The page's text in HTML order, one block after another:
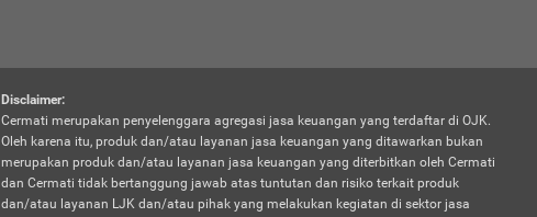
Disclaimer:
Cermati merupakan penyelenggara agregasi jasa keuangan yang terdaftar di OJK.
Oleh karena itu, produk dan/atau layanan jasa keuangan yang ditawarkan bukan
merupakan produk dan/atau layanan jasa keuangan yang diterbitkan oleh Cermati
dan Cermati tidak bertanggung jawab atas tuntutan dan risiko terkait produk
dan/atau layanan LJK dan/atau pihak yang melakukan kegiatan di sektor jasa